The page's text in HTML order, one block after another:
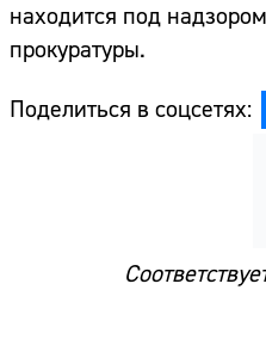
находится под
прокуратуры.
Поделиться в соцсетях: